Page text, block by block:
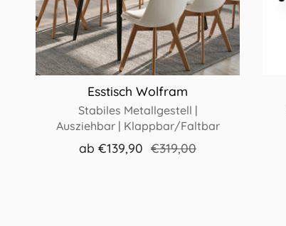
Esstisch Wolfram
Stabiles Metallgestell |
Ausziehbar | Klappbar/Faltbar
ab €139,90 €319,00